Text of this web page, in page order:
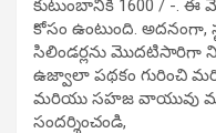
కుటుంబానికి 1600 / -. ఈ
కోసం ఉంటుంది. అదనంగా,
సిలిండర్లను మొదటిసారిగా
ఉజ్వాలా పథకం గురించి
మరియు సహజ వాయువు
సందర్శించండి,